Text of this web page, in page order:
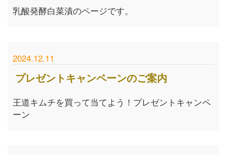
乳酸発酵白菜漬のページです。
2024.12.11
プレゼントキャンペーンのご案内
王道キムチを買って当てよう！プレゼントキャンペ
ーン